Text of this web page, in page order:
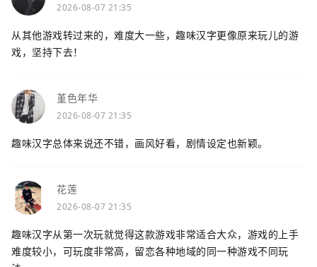
2026-08-07 21:35
从其他游戏转过来的，难度大一些，趣味汉字更像原来玩儿的游
戏，坚持下去！
堇色年华
2026-08-07 21:35
趣味汉字总体来说还不错，画风好看，剧情设定也新颖。
花莲
2026-08-07 21:35
趣味汉字从第一次玩就觉得这款游戏非常适合大众，游戏的上手
难度较小，可玩度非常高，留恋各种地域的同一种游戏不同玩